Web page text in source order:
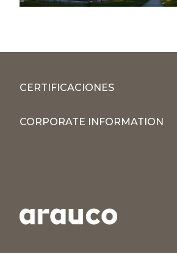
CERTIFICACIONES
CORPORATE INFORMATION